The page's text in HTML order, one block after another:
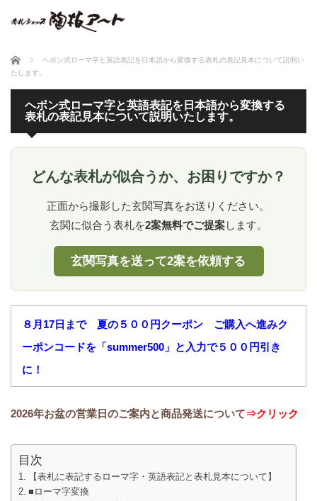
ホーム
ヘボン式ローマ字と英語表記を日本語から変換する表札の表記見本について説明い
たします。
ヘボン式ローマ字と英語表記を日本語から変換する
表札の表記見本について説明いたします。
どんな表札が似合うか、お困りですか？
正面から撮影した玄関写真をお送りください。
玄関に似合う表札を2案無料でご提案します。
玄関写真を送って2案を依頼する
８月17日まで 夏の５００円クーポン ご購入へ進みク
ーポンコードを「summer500」と入力で５００円引き
に！
2026年お盆の営業日のご案内と商品発送について⇒クリック
目次
【表札に表記するローマ字・英語表記と表札見本について】
■ローマ字変換